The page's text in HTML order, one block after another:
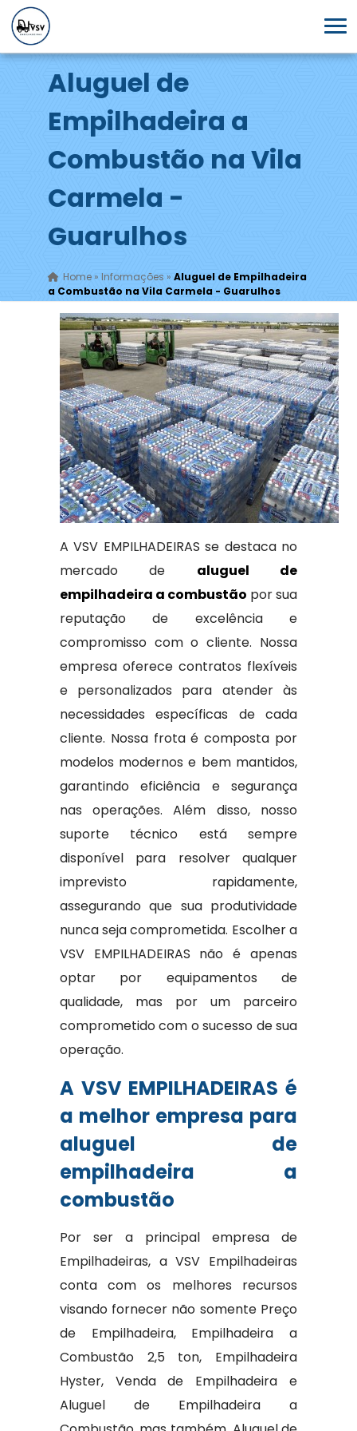
Aluguel de
Empilhadeira a
Combustão na Vila
Carmela -
Guarulhos
Home» Informações » Aluguel de Empilhadeira
a Combustão na Vila Carmela - Guarulhos
A VSV EMPILHADEIRAS se destaca no
mercado de aluguel de
empilhadeira a combustão por sua
reputação de excelência e
compromisso com o cliente. Nossa
empresa oferece contratos flexíveis
e personalizados para atender às
necessidades específicas de cada
cliente. Nossa frota é composta por
modelos modernos e bem mantidos,
garantindo eficiência e segurança
nas operações. Além disso, nosso
suporte técnico está sempre
disponível para resolver qualquer
imprevisto rapidamente,
assegurando que sua produtividade
nunca seja comprometida. Escolher a
VSV EMPILHADEIRAS não é apenas
optar por equipamentos de
qualidade, mas por um parceiro
comprometido com o sucesso de sua
operação.
A VSV EMPILHADEIRAS é
a melhor empresa para
aluguel de
empilhadeira a
combustão
Por ser a principal empresa de
Empilhadeiras, a VSV Empilhadeiras
conta com os melhores recursos
visando fornecer não somente Preço
de Empilhadeira, Empilhadeira a
Combustão 2,5 ton, Empilhadeira
Hyster, Venda de Empilhadeira e
Aluguel de Empilhadeira a